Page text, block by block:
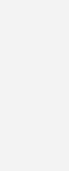
wird.
Investoren
Raum
Georg-Ludwig
für die Zukunft
ist es
eröffnen
in die
der